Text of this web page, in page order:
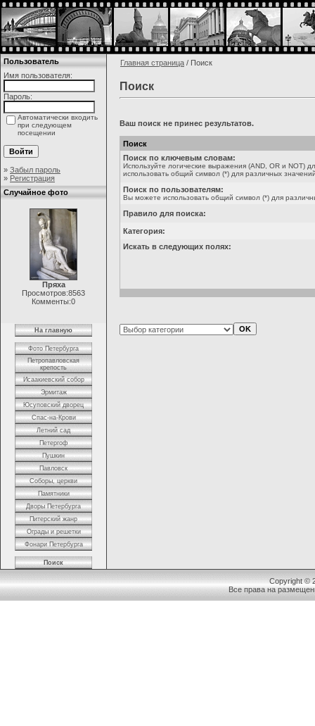
Пользователь
Имя пользователя:
Пароль:
Автоматически входить
при следующем
посещении
» Забыл пароль
» Регистрация
Случайное фото
Пряха
Просмотров:8563
Комменты:0
На главную
Фото Петербурга
Петропавловская
крепость
Исаакиевский собор
Эрмитаж
Юсуповский дворец
Спас-на-Крови
Летний сад
Петергоф
Пушкин
Павловск
Соборы, церкви
Памятники
Дворы Петербурга
Питерский жанр
Ограды и решетки
Фонари Петербурга
Поиск
Главная страница / Поиск
Поиск
Ваш поиск не принес результатов.
Поиск
Поиск по ключевым словам:
Используйте логические выражения (AND, OR и NOT)
использовать общий символ (*) для различных
Поиск по пользователям:
Вы можете использовать общий символ (*) для
Правило для поиска:
Категория:
Искать в следующих полях:
Copyright ©
Все права на